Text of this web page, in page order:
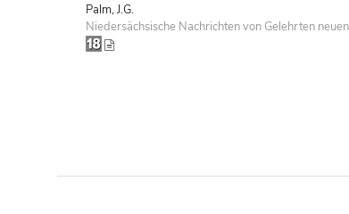
Palm, J.G.
Niedersächsische Nachrichten von Gelehrten